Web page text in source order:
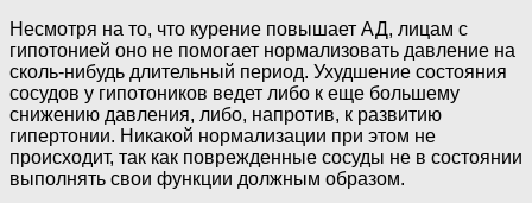
Несмотря на то, что курение повышает АД, лицам с
гипотонией оно не помогает нормализовать давление на
сколь-нибудь длительный период. Ухудшение состояния
сосудов у гипотоников ведет либо к еще большему
снижению давления, либо, напротив, к развитию
гипертонии. Никакой нормализации при этом не
происходит, так как поврежденные сосуды не в состоянии
выполнять свои функции должным образом.